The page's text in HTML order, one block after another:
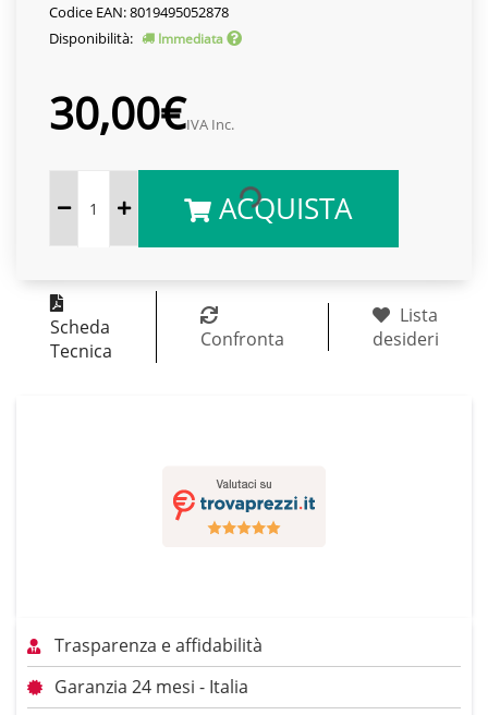
Codice EAN: 8019495052878
Disponibilità:
Immediata
30,00€IVA Inc.
ACQUISTA
Scheda
Tecnica
Confronta
Lista
desideri
Trasparenza e affidabilità
Garanzia 24 mesi - Italia